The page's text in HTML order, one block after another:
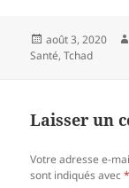
Publié
le
août 3, 2020
Santé,Tchad
Laisser un
Votre adresse e-
sont indiqués avec*